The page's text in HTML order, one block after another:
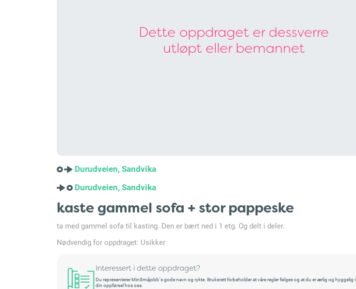
Dette oppdraget er dessverre
utløpt eller bemannet
Durudveien, Sandvika
Durudveien, Sandvika
kaste gammel sofa + stor pappeske
ta med gammel sofa til kasting. Den er bært ned i 1 etg. Og delt i deler.
Nødvendig for oppdraget: Usikker
Interessert i dette oppdraget?
Du representerer MinSmåjobb´s gode navn og rykte. Bruksrett forbeholder at våre regler følges og at du er ærlig og hyggelig i
din oppførsel hos oss.